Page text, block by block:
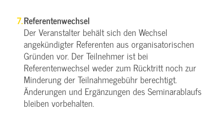
Referentenwechsel
Der Veranstalter behält sich den Wechsel
angekündigter Referenten aus organisatorischen
Gründen vor. Der Teilnehmer ist bei
Referentenwechsel weder zum Rücktritt noch zur
Minderung der Teilnahmegebühr berechtigt.
Änderungen und Ergänzungen des Seminarablaufs
bleiben vorbehalten.